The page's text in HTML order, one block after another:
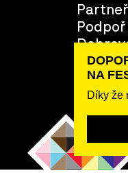
Podpoř
O
Tým
NA
Díky že